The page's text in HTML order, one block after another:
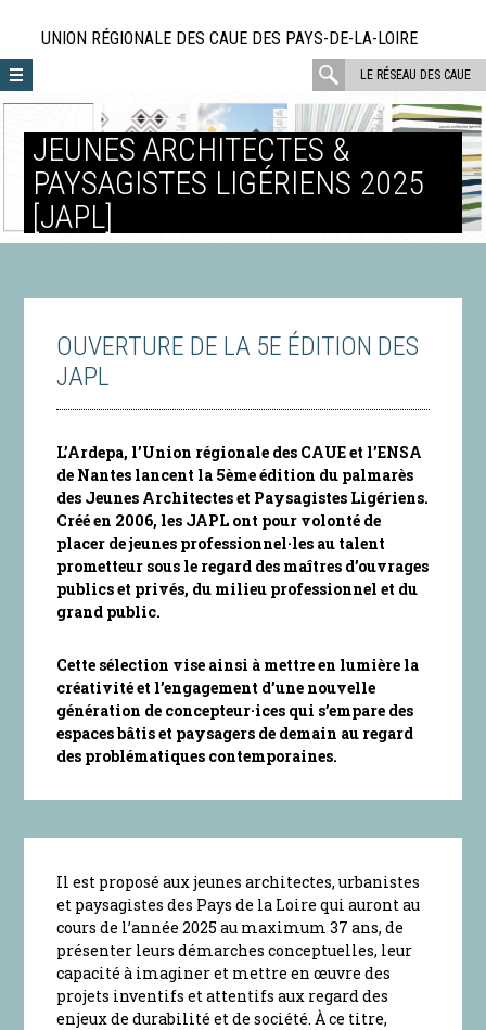
directement
au
contenu
UNION RÉGIONALE DES CAUE DES PAYS-DE-LA-LOIRE
LE RÉSEAU DES CAUE
rechercher
:
JEUNES ARCHITECTES &
PAYSAGISTES LIGÉRIENS 2025
[JAPL]
OUVERTURE DE LA 5E ÉDITION DES
JAPL
L’Ardepa, l’Union régionale des CAUE et l’ENSA
de Nantes lancent la 5ème édition du palmarès
des Jeunes Architectes et Paysagistes Ligériens.
Créé en 2006, les JAPL ont pour volonté de
placer de jeunes professionnel·les au talent
prometteur sous le regard des maîtres d’ouvrages
publics et privés, du milieu professionnel et du
grand public.
Cette sélection vise ainsi à mettre en lumière la
créativité et l’engagement d’une nouvelle
génération de concepteur·ices qui s’empare des
espaces bâtis et paysagers de demain au regard
des problématiques contemporaines.
Il est proposé aux jeunes architectes, urbanistes
et paysagistes des Pays de la Loire qui auront au
cours de l’année 2025 au maximum 37 ans, de
présenter leurs démarches conceptuelles, leur
capacité à imaginer et mettre en œuvre des
projets inventifs et attentifs aux regard des
enjeux de durabilité et de société. À ce titre,